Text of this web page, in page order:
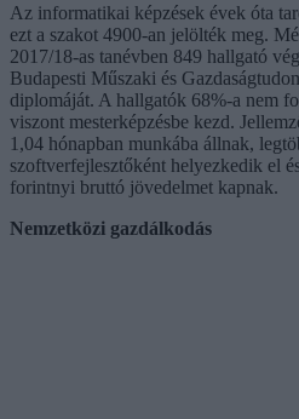
Az informatikai képzések évek óta
ezt a szakot 4900-an jelölték meg.
2017/18-as tanévben 849 hallgató
Budapesti Műszaki és
diplomáját. A hallgatók 68%-a nem
viszont mesterképzésbe kezd.
1,04 hónapban munkába állnak,
szoftverfejlesztőként helyezkedik el
forintnyi bruttó jövedelmet kapnak.
Nemzetközi gazdálkodás